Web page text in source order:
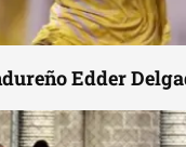
Edder